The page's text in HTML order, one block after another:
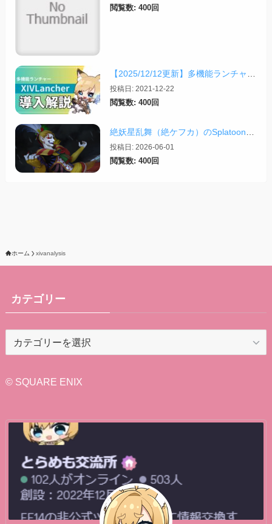
閲覧数: 400回
【2025/12/12更新】多機能ランチャー「XIVLauncher」の導入方法・使い方について
投稿日: 2021-12-22
閲覧数: 400回
絶妖星乱舞（絶ケフカ）のSplatoonレイアウト・スクリプトまとめ
投稿日: 2026-06-01
閲覧数: 400回
ホーム xivanalysis
カテゴリー
リ
© SQUARE ENIX